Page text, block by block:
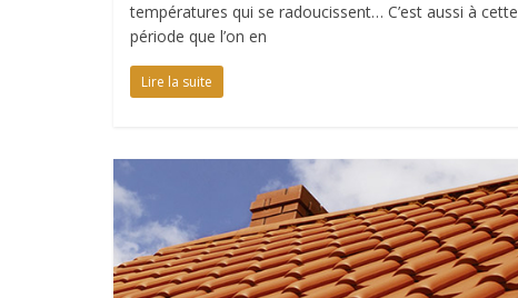
températures qui se radoucissent… C’est aussi à cette
période que l’on en
Lire la suite